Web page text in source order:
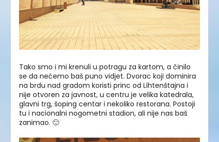
Tako smo i mi krenuli u potragu za kartom, a činilo
se da nećemo baš puno vidjet. Dvorac koji dominira
na brdu nad gradom koristi princ od Lihtenštajna i
nije otvoren za javnost, u centru je velika katedrala,
glavni trg, šoping centar i nekoliko restorana. Postoji
tu i nacionalni nogometni stadion, ali nije nas baš
zanimao. 🙂